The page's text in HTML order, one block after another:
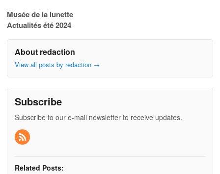
Musée de la lunette
Actualités été 2024
About redaction
View all posts by redaction →
Subscribe
Subscribe to our e-mail newsletter to receive updates.
Related Posts: